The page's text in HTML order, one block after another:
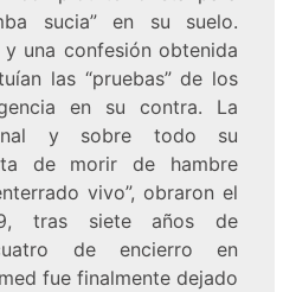
sucia” en su suelo.
y una confesión obtenida
las “pruebas” de los
en su contra. La
y sobre todo su
de morir de hambre
vivo”, obraron el
tras siete años de
de encierro en
fue finalmente dejado